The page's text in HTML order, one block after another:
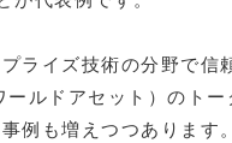
ライズ技術の分野で信
ールドアセット）のトー
例も増えつつあります。